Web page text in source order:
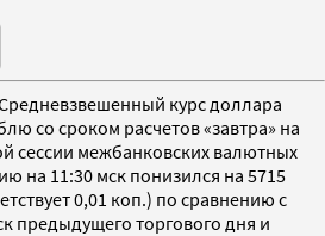
курс доллара
со сроком расчетов «завтра» на
сессии межбанковских валютных
на 11:30 мск понизился на 5715
0,01 коп.) по сравнению с
предыдущего торгового дня и